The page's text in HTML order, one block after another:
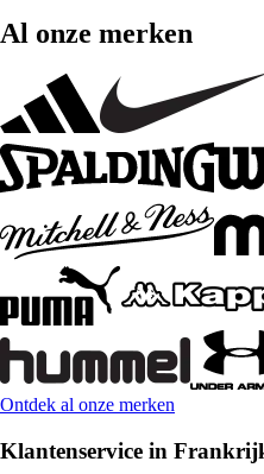
Al onze merken
Ontdek al onze merken
Klantenservice in